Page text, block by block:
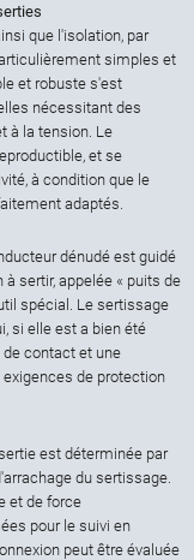
que l'isolation, par
simples et
et robuste s'est
nécessitant des
à la tension. Le
et se
à condition que le
adaptés.
dénudé est guidé
sertir, appelée « puits de
spécial. Le sertissage
si elle est a bien été
contact et une
de protection
est déterminée par
du sertissage.
et de force
pour le suivi en
peut être évaluée